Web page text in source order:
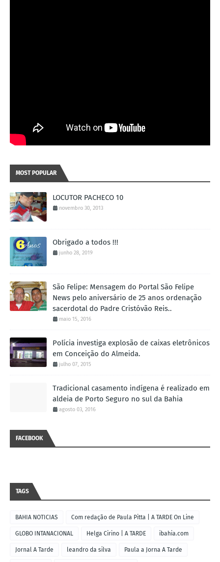
MOST POPULAR
LOCUTOR PACHECO 10
novembro 30, 2013
Obrigado a todos !!!
junho 28, 2019
São Felipe: Mensagem do Portal São Felipe
News pelo aniversário de 25 anos ordenação
sacerdotal do Padre Cristóvão Reis..
maio 15, 2016
Polícia investiga explosão de caixas eletrônicos
em Conceição do Almeida.
julho 07, 2015
Tradicional casamento indígena é realizado em
aldeia de Porto Seguro no sul da Bahia
agosto 03, 2016
FACEBOOK
TAGS
BAHIA NOTICIAS Com redação de Paula Pitta | A TARDE On Line
GLOBO INTANACIONAL Helga Cirino | A TARDE ibahia.com
Jornal A Tarde leandro da silva Paula a Jorna A Tarde